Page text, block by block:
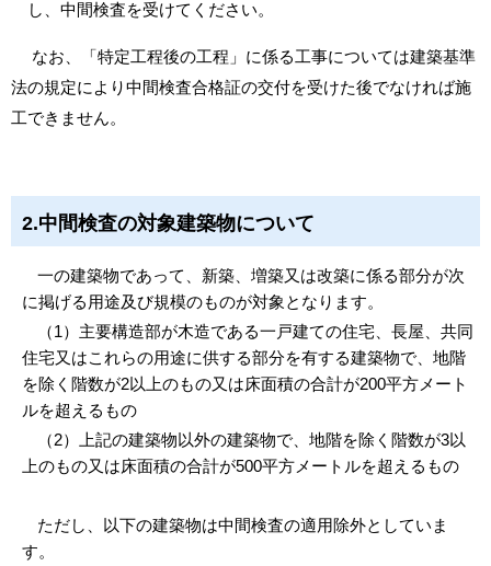
し、中間検査を受けてください。
なお、「特定工程後の工程」に係る工事については建築基準
法の規定により中間検査合格証の交付を受けた後でなければ施
工できません。
2.中間検査の対象建築物について
一の建築物であって、新築、増築又は改築に係る部分が次
に掲げる用途及び規模のものが対象となります。
（1）主要構造部が木造である一戸建ての住宅、長屋、共同
住宅又はこれらの用途に供する部分を有する建築物で、地階
を除く階数が2以上のもの又は床面積の合計が200平方メート
ルを超えるもの
（2）上記の建築物以外の建築物で、地階を除く階数が3以
上のもの又は床面積の合計が500平方メートルを超えるもの
ただし、以下の建築物は中間検査の適用除外としていま
す。